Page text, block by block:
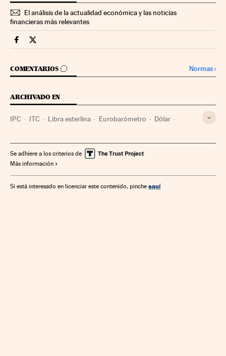
El análisis de la actualidad económica y las noticias
financieras más relevantes
Economia Cinco Días en Facebook
Economia Cinco Días en Twitter
COMENTARIOS
IR A LOS COMENTARIOS Normas›
ARCHIVADO EN
IPC ITC Libra esterlina Eurobarómetro Dólar
Opinión pública Medios de pago Economía
Se adhiere a los criterios de
Más información
Si está interesado en licenciar este contenido, pinche aquí